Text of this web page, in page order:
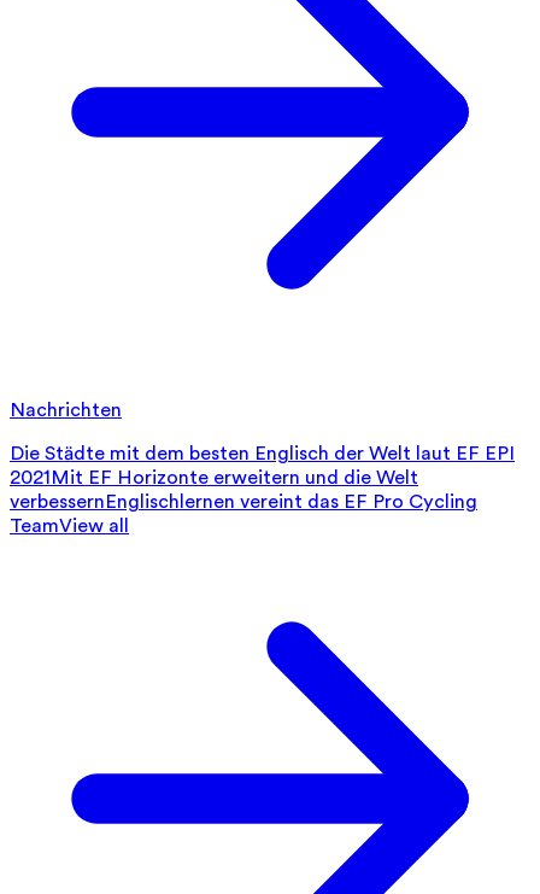
Nachrichten
Die Städte mit dem besten Englisch der Welt laut EF EPI
2021Mit EF Horizonte erweitern und die Welt
verbessernEnglischlernen vereint das EF Pro Cycling
TeamView all